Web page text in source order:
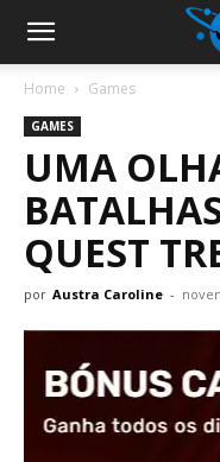
Home Games
GAMES
UMA
QUEST
por Austra Caroline -